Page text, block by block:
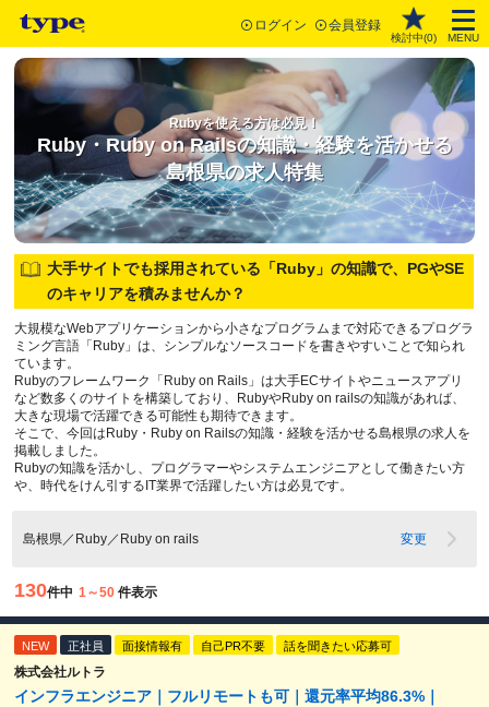
ログイン 会員登録
検討中(0) MENU
Rubyを使える方は必見！
Ruby・Ruby on Railsの知識・経験を活かせる
島根県の求人特集
大手サイトでも採用されている「Ruby」の知識で、PGやSE
のキャリアを積みませんか？
大規模なWebアプリケーションから小さなプログラムまで対応できるプログラ
ミング言語「Ruby」は、シンプルなソースコードを書きやすいことで知られ
ています。
Rubyのフレームワーク「Ruby on Rails」は大手ECサイトやニュースアプリ
など数多くのサイトを構築しており、RubyやRuby on railsの知識があれば、
大きな現場で活躍できる可能性も期待できます。
そこで、今回はRuby・Ruby on Railsの知識・経験を活かせる島根県の求人を
掲載しました。
Rubyの知識を活かし、プログラマーやシステムエンジニアとして働きたい方
や、時代をけん引するIT業界で活躍したい方は必見です。
島根県／Ruby／Ruby on rails 変更
130件中 1～50 件表示
NEW 正社員 面接情報有 自己PR不要 話を聞きたい応募可
株式会社ルトラ
インフラエンジニア｜フルリモートも可｜還元率平均86.3%｜